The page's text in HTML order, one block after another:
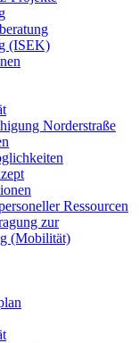
(ISEK)
Norderstraße
Ressourcen
zur
(Mobilität)